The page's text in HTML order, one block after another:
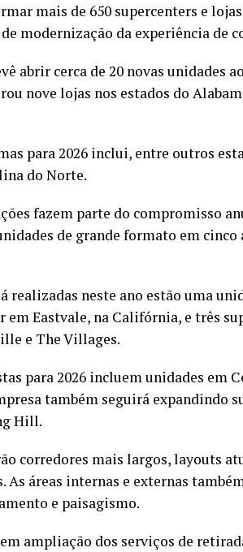
mais de 650 supercenters e
modernização da experiência de
abrir cerca de 20 novas unidades
nove lojas nos estados do
para 2026 inclui, entre outros
do Norte.
fazem parte do compromisso
de grande formato em
realizadas neste ano estão uma
em Eastvale, na Califórnia, e três
e The Villages.
para 2026 incluem unidades em
também seguirá expandindo
Hill.
corredores mais largos, layouts
As áreas internas e externas
e paisagismo.
ampliação dos serviços de